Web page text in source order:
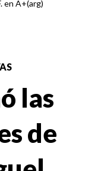
en A+(arg)
las
de